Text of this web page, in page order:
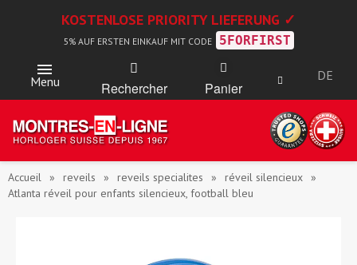
KOSTENLOSE PRIORITY LIEFERUNG ✓
5% AUF ERSTEN EINKAUF MIT CODE 5FORFIRST
Menu Rechercher Panier
DE
Accueil reveils reveils specialites
réveil silencieux
Atlanta réveil pour enfants silencieux, football bleu